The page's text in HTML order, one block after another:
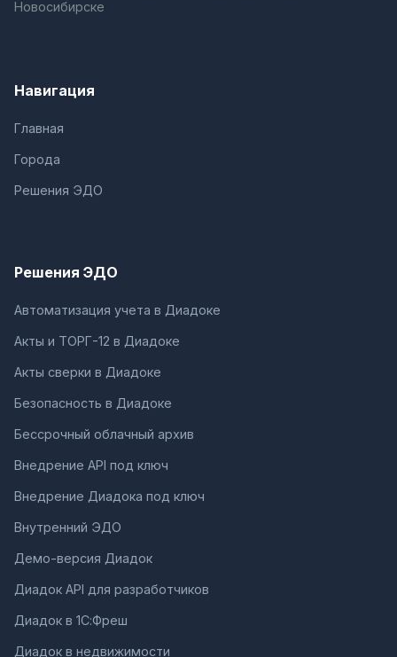
Новосибирске
Навигация
Главная
Города
Решения ЭДО
Решения ЭДО
Автоматизация учета в Диадоке
Акты и ТОРГ-12 в Диадоке
Акты сверки в Диадоке
Безопасность в Диадоке
Бессрочный облачный архив
Внедрение API под ключ
Внедрение Диадока под ключ
Внутренний ЭДО
Демо-версия Диадок
Диадок API для разработчиков
Диадок в 1С:Фреш
Диадок в недвижимости